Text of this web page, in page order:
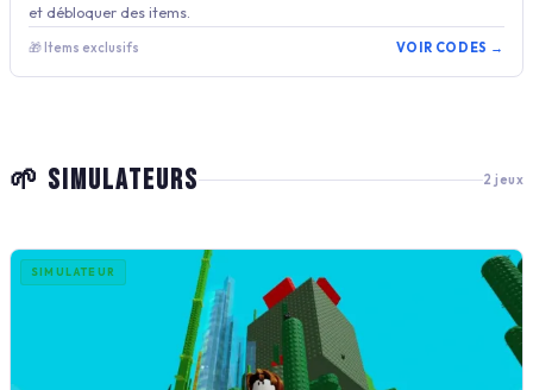
et débloquer des items.
🎁 Items exclusifs VOIR CODES →
🌱 SIMULATEURS 2 jeux
SIMULATEUR